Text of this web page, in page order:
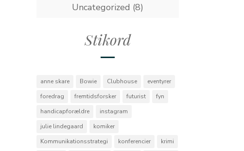
Uncategorized (8)
Stikord
anne skare Bowie Clubhouse
eventyrer
foredrag
fremtidsforsker futurist
fyn
handicapforældre
instagram
julie lindegaard
komiker
Kommunikationsstrategi
konferencier
krimi